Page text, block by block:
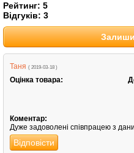
Рейтинг: 5
Відгуків: 3
Таня ( 2019-03-18 )
Оцінка товара:
Коментар:
Дуже задоволені співпрацею з
Відповісти